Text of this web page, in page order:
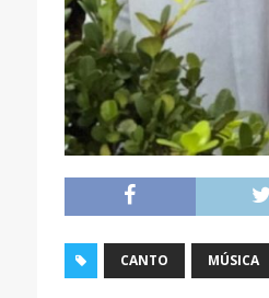
CANTO MÚSICA